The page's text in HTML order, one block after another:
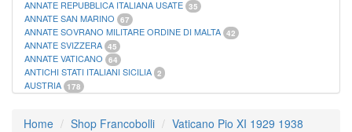
ANNATE REPUBBLICA ITALIANA USATE 35
ANNATE SAN MARINO 67
ANNATE SOVRANO MILITARE ORDINE DI MALTA 42
ANNATE SVIZZERA 45
ANNATE VATICANO 64
ANTICHI STATI ITALIANI SICILIA 2
AUSTRIA 178
CASTELROSSO 10
Home Shop Francobolli
Vaticano Pio XI 1929 1938